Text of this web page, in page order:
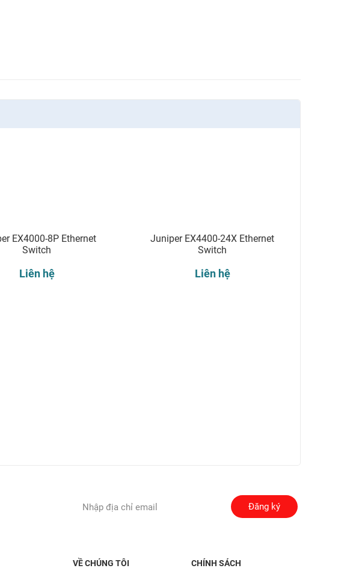
EX4000-8P Ethernet
Switch
Liên hệ
Juniper EX4400-24X Ethernet
Switch
Liên hệ
Đăng ký
VỀ CHÚNG TÔI CHÍNH SÁCH